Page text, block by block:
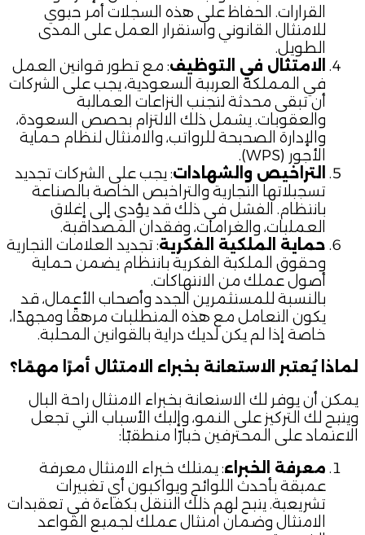
القرارات. الحفاظ على هذه السجلات أمر حيوي
للامتثال القانوني واستقرار العمل على المدى
الطويل.
الامتثال في التوظيف: مع تطور قوانين العمل
في المملكة العربية السعودية، يجب على الشركات
أن تبقى محدثة لتجنب النزاعات العمالية
والعقوبات. يشمل ذلك الالتزام بحصص السعودة،
والإدارة الصحيحة للرواتب، والامتثال لنظام حماية
الأجور (WPS).
التراخيص والشهادات: يجب على الشركات تجديد
تسجيلاتها التجارية والتراخيص الخاصة بالصناعة
بانتظام. الفشل في ذلك قد يؤدي إلى إغلاق
العمليات، والغرامات، وفقدان المصداقية.
حماية الملكية الفكرية: تجديد العلامات التجارية
وحقوق الملكية الفكرية بانتظام يضمن حماية
أصول عملك من الانتهاكات.
بالنسبة للمستثمرين الجدد وأصحاب الأعمال، قد
يكون التعامل مع هذه المتطلبات مرهقًا ومجهدًا،
خاصة إذا لم يكن لديك دراية بالقوانين المحلية.
لماذا يُعتبر الاستعانة بخبراء الامتثال أمرًا مهمًا؟
يمكن أن يوفر لك الاستعانة بخبراء الامتثال راحة البال
ويتيح لك التركيز على النمو، وإليك الأسباب التي تجعل
الاعتماد على المحترفين خيارًا منطقيًا:
معرفة الخبراء: يمتلك خبراء الامتثال معرفة
عميقة بأحدث اللوائح ويواكبون أي تغييرات
تشريعية. يتيح لهم ذلك التنقل بكفاءة في تعقيدات
الامتثال وضمان امتثال عملك لجميع القواعد